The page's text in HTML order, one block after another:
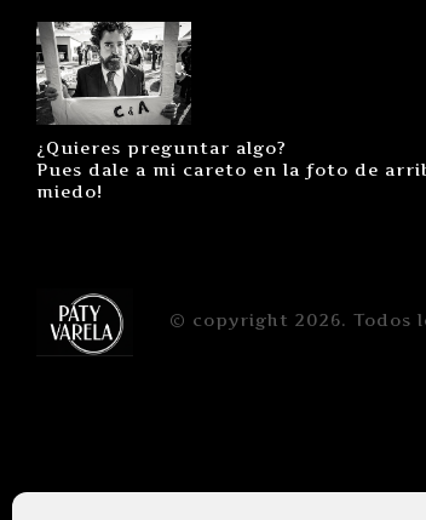
¿Quieres preguntar algo?
Pues dale a mi careto en la foto de
miedo!
© copyright 2026. Todos